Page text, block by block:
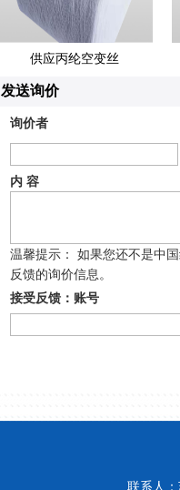
供应丙纶空变丝
发送询价
询价者
内 容
温馨提示： 如果您还不是中
反馈的询价信息。
接受反馈：账号